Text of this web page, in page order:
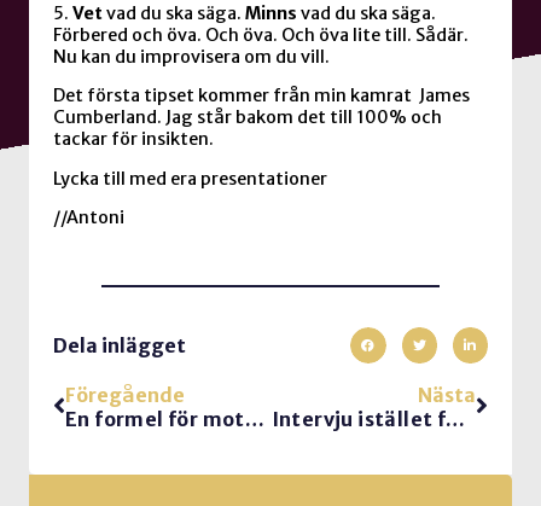
5. Vetvad du ska säga. Minns vad du ska säga.
Förbered och öva. Och öva. Och öva lite till. Sådär.
Nu kan du improvisera om du vill.
Det första tipset kommer från min kamrat James
Cumberland. Jag står bakom det till 100% och
tackar för insikten.
Lycka till med era presentationer
//Antoni
Dela inlägget
Föregående
En formel för motivation
Nästa
Intervju istället för presentation?